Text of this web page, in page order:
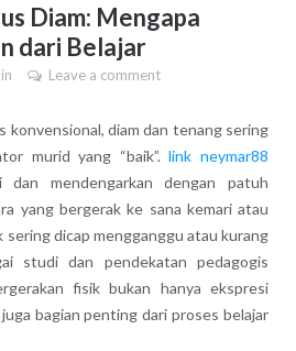
Diam: Mengapa
dari Belajar
Leave a comment
konvensional, diam dan tenang sering
murid yang “baik”.link neymar88
mendengarkan dengan patuh
yang bergerak ke sana kemari atau
dicap mengganggu atau kurang
studi dan pendekatan pedagogis
fisik bukan hanya ekspresi
bagian penting dari proses belajar